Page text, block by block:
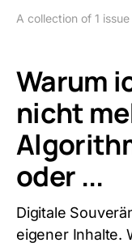
A collection of 1 issue
Warum
nicht
oder ...
Digitale
eigener Inhalte.